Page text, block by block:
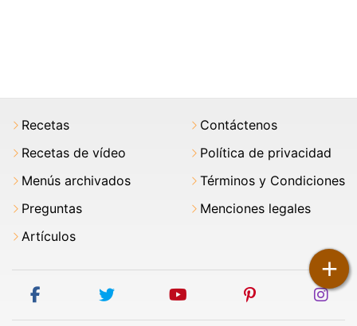
+
Recetas
Recetas de vídeo
Menús archivados
Preguntas
Artículos
Contáctenos
Política de privacidad
Términos y Condiciones
Menciones legales
facebook twitter youtube pinterest